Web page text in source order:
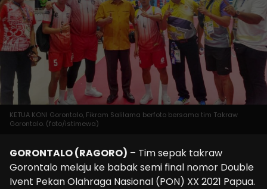
KETUA KONI Gorontalo, Fikram Salilama berfoto bersama tim Takraw
Gorontalo. (foto/istimewa)
GORONTALO (RAGORO) – Tim sepak takraw
Gorontalo melaju ke babak semi final nomor Double
Ivent Pekan Olahraga Nasional (PON) XX 2021 Papua.